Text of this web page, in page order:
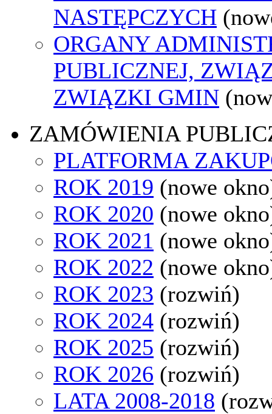
NASTĘPCZYCH
ORGANY
PUBLICZNEJ,
ZWIĄZKI GMIN
ZAMÓWIENIA
PLATFORMA
ROK 2019 (nowe
ROK 2020 (nowe
ROK 2021 (nowe
ROK 2022 (nowe
ROK 2023 (rozwiń)
ROK 2024 (rozwiń)
ROK 2025 (rozwiń)
ROK 2026 (rozwiń)
LATA 2008-2018